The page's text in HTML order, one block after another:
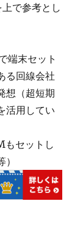
で参考とし
端末セット
る回線会社
想（超短期
活用してい
もセットし